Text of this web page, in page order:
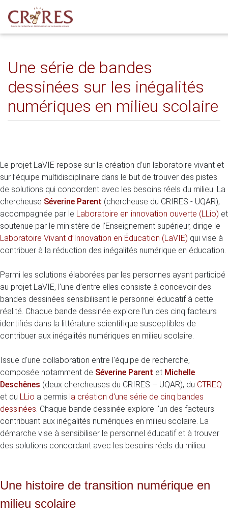
Une série de bandes
dessinées sur les inégalités
numériques en milieu scolaire
Le projet LaVIE repose sur la création d’un laboratoire vivant et
sur l’équipe multidisciplinaire dans le but de trouver des pistes
de solutions qui concordent avec les besoins réels du milieu. La
chercheuse Séverine Parent (chercheuse du CRIRES - UQAR),
accompagnée par le Laboratoire en innovation ouverte (LLio) et
soutenue par le ministère de l’Enseignement supérieur, dirige le
Laboratoire Vivant d’Innovation en Éducation (LaVIE) qui vise à
contribuer à la réduction des inégalités numérique en éducation.
Parmi les solutions élaborées par les personnes ayant participé
au projet LaVIE, l’une d’entre elles consiste à concevoir des
bandes dessinées sensibilisant le personnel éducatif à cette
réalité. Chaque bande dessinée explore l’un des cinq facteurs
identifiés dans la littérature scientifique susceptibles de
contribuer aux inégalités numériques en milieu scolaire.
Issue d'une collaboration entre l'équipe de recherche,
composée notamment de Séverine Parent et Michelle
Deschênes (deux chercheuses du CRIRES – UQAR), du CTREQ
et du LLio a permis la création d'une série de cinq bandes
dessinées. Chaque bande dessinée explore l'un des facteurs
contribuant aux inégalités numériques en milieu scolaire. La
démarche vise à sensibiliser le personnel éducatif et à trouver
des solutions concordant avec les besoins réels du milieu.
Une histoire de transition numérique en
milieu scolaire